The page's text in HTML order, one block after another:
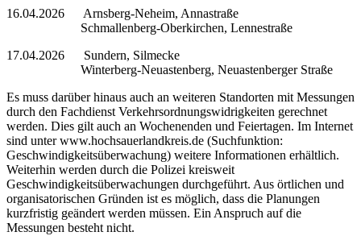
16.04.2026 Arnsberg-Neheim, Annastraße
Schmallenberg-Oberkirchen, Lennestraße
17.04.2026 Sundern, Silmecke
Winterberg-Neuastenberg, Neuastenberger Straße
Es muss darüber hinaus auch an weiteren Standorten mit Messungen
durch den Fachdienst Verkehrsordnungswidrigkeiten gerechnet
werden. Dies gilt auch an Wochenenden und Feiertagen. Im Internet
sind unter www.hochsauerlandkreis.de (Suchfunktion:
Geschwindigkeitsüberwachung) weitere Informationen erhältlich.
Weiterhin werden durch die Polizei kreisweit
Geschwindigkeitsüberwachungen durchgeführt. Aus örtlichen und
organisatorischen Gründen ist es möglich, dass die Planungen
kurzfristig geändert werden müssen. Ein Anspruch auf die
Messungen besteht nicht.